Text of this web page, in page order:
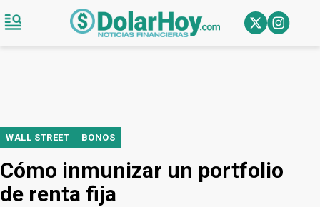
WALL STREET BONOS
Cómo inmunizar un portfolio
de renta fija